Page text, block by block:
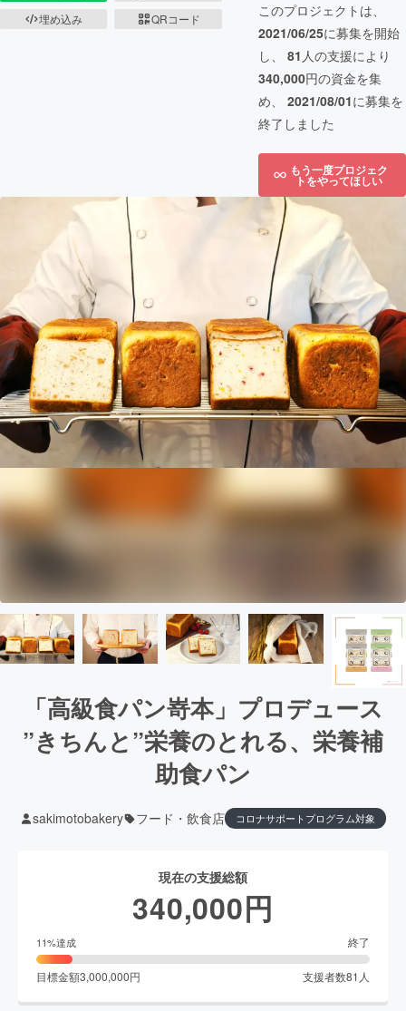
埋め込み
QRコード
このプロジェクトは、
2021/06/25に募集を開始
し、 81 人の支援により
340,000円の資金を集
め、 2021/08/01に募集を
終了しました
もう一度プロジェク
トをやってほしい
「高級食パン嵜本」プロデュース
”きちんと”栄養のとれる、栄養補
助食パン
sakimotobakery フード・飲食店 コロナサポートプログラム対象
現在の支援総額
340,000円
11%達成 終了
目標金額3,000,000円 支援者数81 人